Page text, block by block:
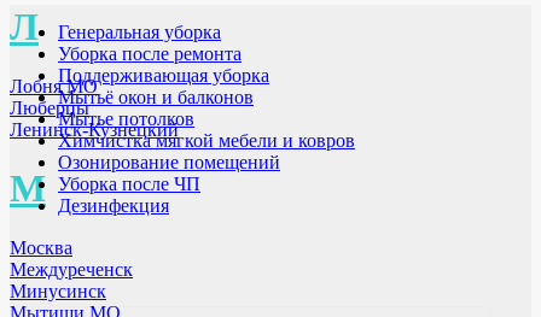
Л
Лобня МО
Люберцы
Ленинск-Кузнецкий
М
Москва
Междуреченск
Минусинск
Мытищи МО
Генеральная уборка
Уборка после ремонта
Поддерживающая уборка
Мытьё окон и балконов
Мытье потолков
Химчистка мягкой мебели и ковров
Озонирование помещений
Уборка после ЧП
Дезинфекция